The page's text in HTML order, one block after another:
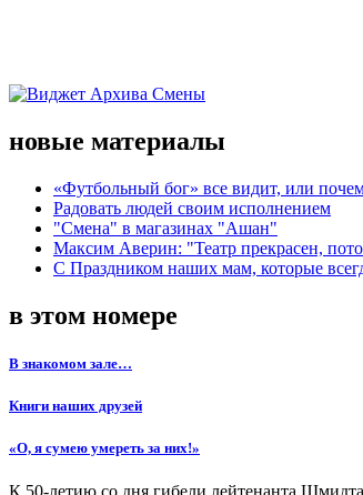
новые материалы
«Футбольный бог» все видит, или
Радовать людей своим исполнением
"Смена" в магазинах "Ашан"
Максим Аверин: "Театр прекрасен,
С Праздником наших мам, которые
в этом номере
В знакомом зале…
Книги наших друзей
«О, я сумею умереть за них!»